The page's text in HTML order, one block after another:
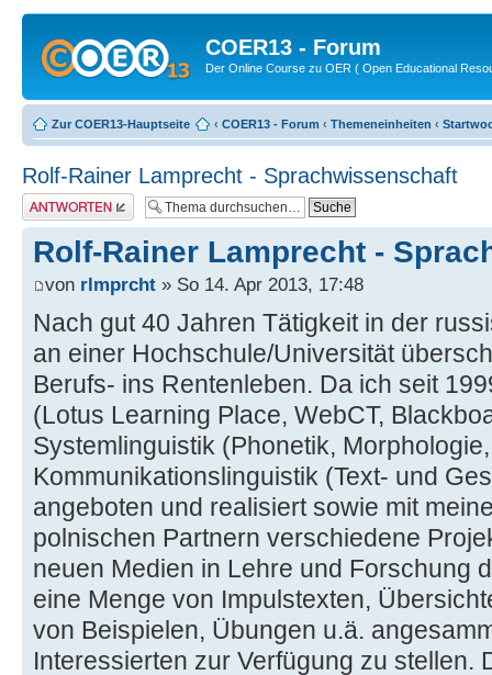
COER13 - Forum
Der Online Course zu OER ( Open Educational
Zur COER13-Hauptseite ‹ COER13 - Forum ‹ Themeneinheiten ‹
Rolf-Rainer Lamprecht - Sprachwissenschaft
Antwort erstellen
Rolf-Rainer Lamprecht -
von rlmprcht » So 14. Apr 2013, 17:48
Nach gut 40 Jahren Tätigkeit in der
an einer Hochschule/Universität
Berufs- ins Rentenleben. Da ich seit
(Lotus Learning Place, WebCT,
Systemlinguistik (Phonetik,
Kommunikationslinguistik (Text- und
angeboten und realisiert sowie mit
polnischen Partnern verschiedene
neuen Medien in Lehre und Forschung
eine Menge von Impulstexten,
von Beispielen, Übungen u.ä.
Interessierten zur Verfügung zu stellen.